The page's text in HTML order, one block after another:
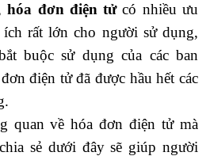
hóa đơn điện tửcó nhiều ưu
rất lớn cho người sử dụng,
buộc sử dụng của các ban
điện tử đã được hầu hết các
quan về hóa đơn điện tử mà
chia sẻ dưới đây sẽ giúp người